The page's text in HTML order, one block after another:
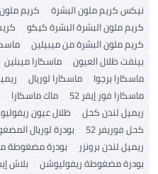
نيكس كريم ملون البشرة
كريم
كريم ملون البشرة البشرة كيكو
كريم ملون البشرة من ميبيلين
بينفت ظلال العيون
ماسكارا ميبلين
ماسكارا برجوا
ماسكارا لوريال
ماسكارا فور إيفر 52
ماك ماسكارا
ريميل لندن كحل
ظلال عيون
كحل فوريفر 52
بودرة لوريال
ريميل لندن برونزر
بودرة مضغوطة
بودرة مضغوطة ريفوليوشن
بلاش